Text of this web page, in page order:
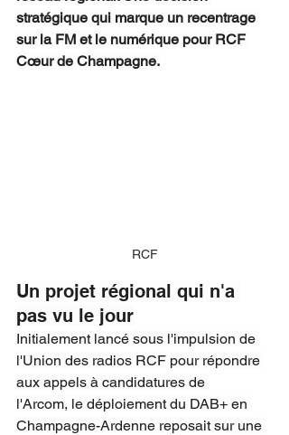
stratégique qui marque un recentrage
sur la FM et le numérique pour RCF
Cœur de Champagne.
RCF
Un projet régional qui n'a
pas vu le jour
Initialement lancé sous l'impulsion de
l'Union des radios RCF pour répondre
aux appels à candidatures de
l'Arcom, le déploiement du DAB+ en
Champagne-Ardenne reposait sur une